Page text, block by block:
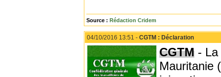
Source : Rédaction Cridem
04/10/2016 13:51 - CGTM : Déclaration
CGTM -
Mauritanie